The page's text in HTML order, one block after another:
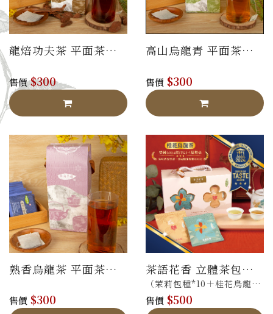
龍焙功夫茶 平面茶包
售價$300
高山烏龍青 平面茶包
售價 $300
熟香烏龍茶 平面茶包
售價 $300
茶語花香 立體茶包禮
盒
（茉莉包種*10＋桂花烏龍
*10）
售價 $500